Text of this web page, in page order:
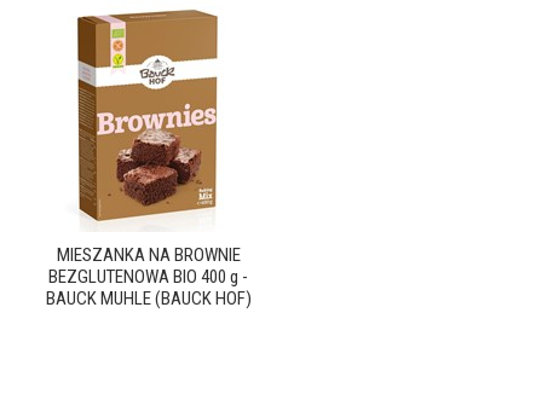
MIESZANKA NA BROWNIE
BEZGLUTENOWA BIO 400 g -
BAUCK MUHLE (BAUCK HOF)